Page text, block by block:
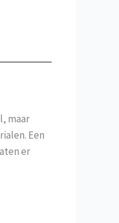
maar
Een
er